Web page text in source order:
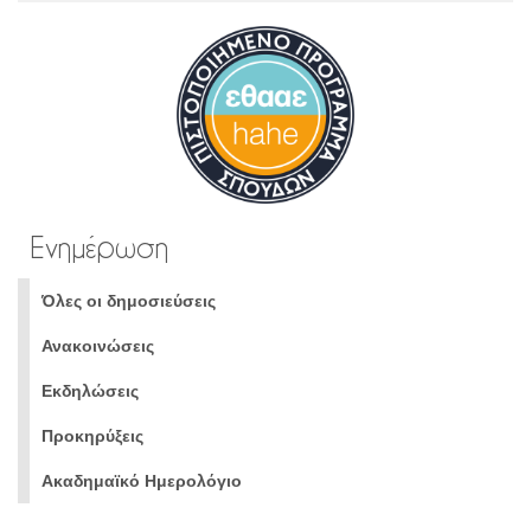
Ενημέρωση
Όλες οι δημοσιεύσεις
Ανακοινώσεις
Εκδηλώσεις
Προκηρύξεις
Ακαδημαϊκό Ημερολόγιο